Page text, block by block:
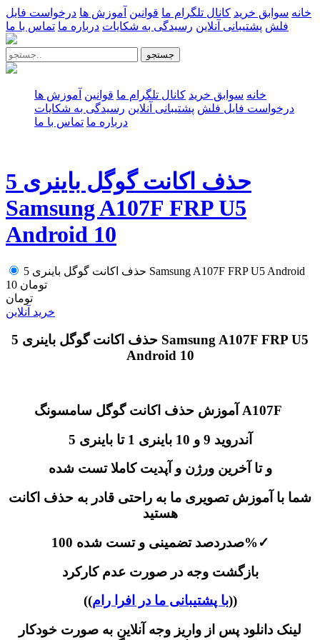
خانه سوابق خرید کانال تلگرام ما قوانین آموزش ها درخواست فایل
فلش پشتیبانی آنلاین رسیدگی به شکایات درباره ما تماس با ما
جستجو
خانه سوابق خرید کانال تلگرام ما قوانین آموزش ها
درخواست فایل فلش پشتیبانی آنلاین رسیدگی به شکایات
درباره ما تماس با ما
حذف اکانت گوگل باینری 5
Samsung A107F FRP U5
Android 10
حذف اکانت گوگل باینری 5 Samsung A107F FRP U5 Android
10 تومان
تومان
خرید آنلاین
حذف اکانت گوگل باینری 5 Samsung A107F FRP U5
Android 10
آموزش حذف اکانت گوگل سامسونگ A107F
آندروید 9 و 10 باینری 1 تا باینری 5
و تا آخرین ورژن و آپدیت کاملا تست شده
شما با آموزش تصویری ما به راحتی قادر به حذف اکانت
هستید
صدردصد تضمینی و تست شده 100%✓
بازگشت وجه در صورت عدم کارکرد
((با پشتیبانی ما در افرا رام))
لینک دانلود پس از واریز وجه آنلاین به صورت خودکار